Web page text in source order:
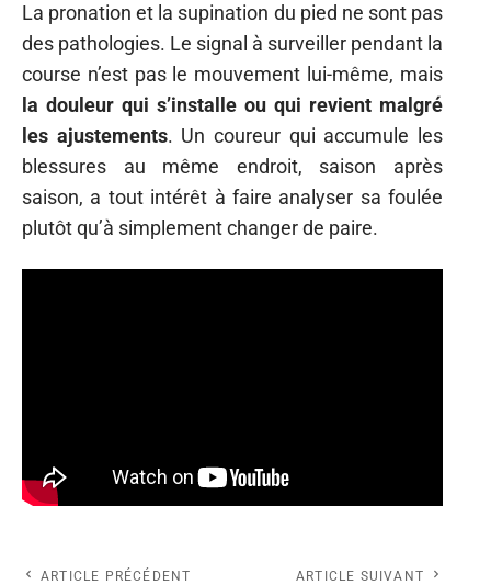
La pronation et la supination du pied ne sont pas
des pathologies. Le signal à surveiller pendant la
course n’est pas le mouvement lui-même, mais
la douleur qui s’installe ou qui revient malgré
les ajustements. Un coureur qui accumule les
blessures au même endroit, saison après
saison, a tout intérêt à faire analyser sa foulée
plutôt qu’à simplement changer de paire.
ARTICLE PRÉCÉDENT ARTICLE SUIVANT